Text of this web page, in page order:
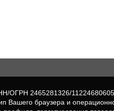
ОГРН 2465281326/
Вашего браузера и